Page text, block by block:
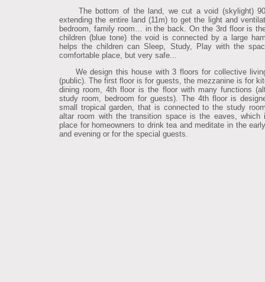
The bottom of the land, we cut a void (skylight)
extending the entire land (11m) to get the light and
bedroom, family room… in the back. On the 3rd floor is
children (blue tone) the void is connected by a large
helps the children can Sleep, Study, Play with the
comfortable place, but very safe...
We design this house with 3 floors for collective
(public). The first floor is for guests, the mezzanine is for
dining room, 4th floor is the floor with many functions
study room, bedroom for guests). The 4th floor is
small tropical garden, that is connected to the study
altar room with the transition space is the eaves, which
place for homeowners to drink tea and meditate in the
and evening or for the special guests.